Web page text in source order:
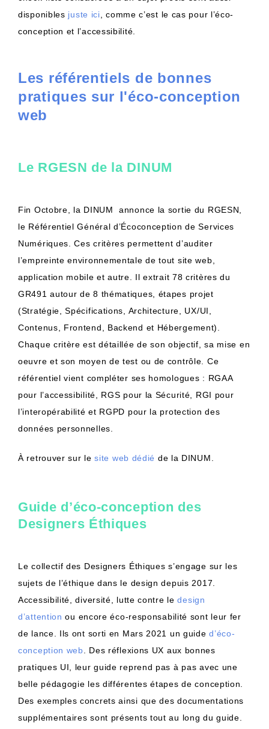
disponibles juste ici, comme c’est le cas pour l’éco-
conception et l’accessibilité.
Les référentiels de bonnes
pratiques sur l'éco-conception
web
Le RGESN de la DINUM
Fin Octobre, la DINUM annonce la sortie du RGESN,
le Référentiel Général d’Écoconception de Services
Numériques. Ces critères permettent d’auditer
l’empreinte environnementale de tout site web,
application mobile et autre. Il extrait 78 critères du
GR491 autour de 8 thématiques, étapes projet
(Stratégie, Spécifications, Architecture, UX/UI,
Contenus, Frontend, Backend et Hébergement).
Chaque critère est détaillée de son objectif, sa mise en
oeuvre et son moyen de test ou de contrôle. Ce
référentiel vient compléter ses homologues : RGAA
pour l’accessibilité, RGS pour la Sécurité, RGI pour
l’interopérabilité et RGPD pour la protection des
données personnelles.
À retrouver sur lesite web dédié de la DINUM.
Guide d’éco-conception des
Designers Éthiques
Le collectif des Designers Éthiques s’engage sur les
sujets de l’éthique dans le design depuis 2017.
Accessibilité, diversité, lutte contre ledesign
d’attention ou encore éco-responsabilité sont leur fer
de lance. Ils ont sorti en Mars 2021 un guided’éco-
conception web . Des réflexions UX aux bonnes
pratiques UI, leur guide reprend pas à pas avec une
belle pédagogie les différentes étapes de conception.
Des exemples concrets ainsi que des documentations
supplémentaires sont présents tout au long du guide.